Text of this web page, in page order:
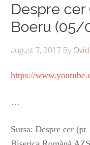
Despre cer
Boeru (05/
august 7, 2017 By
https://
…
Sursa: Despre cer